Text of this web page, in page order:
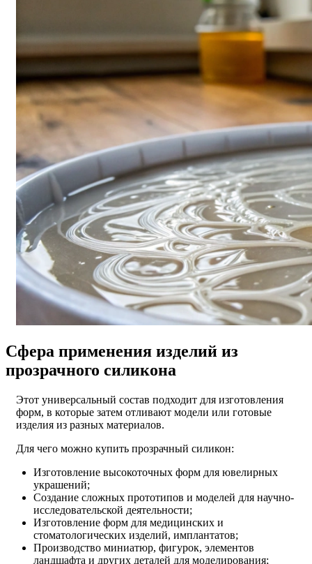
Сфера применения изделий из
прозрачного силикона
Этот универсальный состав подходит для изготовления
форм, в которые затем отливают модели или готовые
изделия из разных материалов.
Для чего можно купить прозрачный силикон:
Изготовление высокоточных форм для ювелирных
украшений;
Создание сложных прототипов и моделей для научно-
исследовательской деятельности;
Изготовление форм для медицинских и
стоматологических изделий, имплантатов;
Производство миниатюр, фигурок, элементов
ландшафта и других деталей для моделирования;